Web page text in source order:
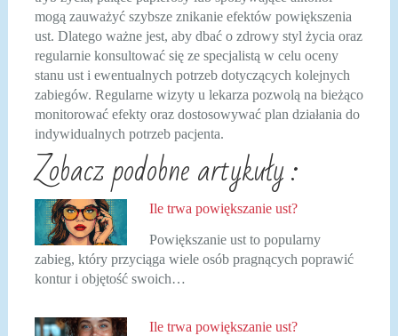
mogą zauważyć szybsze znikanie efektów powiększenia
ust. Dlatego ważne jest, aby dbać o zdrowy styl życia oraz
regularnie konsultować się ze specjalistą w celu oceny
stanu ust i ewentualnych potrzeb dotyczących kolejnych
zabiegów. Regularne wizyty u lekarza pozwolą na bieżąco
monitorować efekty oraz dostosowywać plan działania do
indywidualnych potrzeb pacjenta.
Zobacz podobne artykuły :
Ile trwa powiększanie ust?
Powiększanie ust to popularny
zabieg, który przyciąga wiele osób pragnących poprawić
kontur i objętość swoich…
Ile trwa powiększanie ust?